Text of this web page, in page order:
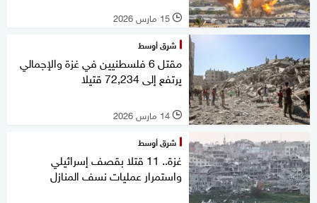
l 15 مارس 2026
شرق أوسط
مقتل 6 فلسطنيين في غزة والإجمالي
يرتفع إلى 72,234 قتيلا
l 14 مارس 2026
شرق أوسط
غزة.. 11 قتلا بقصف إسرائيلي
واستمرار عمليات نسف المنازل